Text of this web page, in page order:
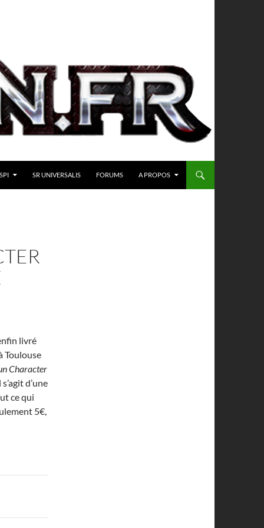
SR UNIVERSALIS FORUMS A PROPOS
livré
Toulouse
Character
d’une
ce qui
5€,